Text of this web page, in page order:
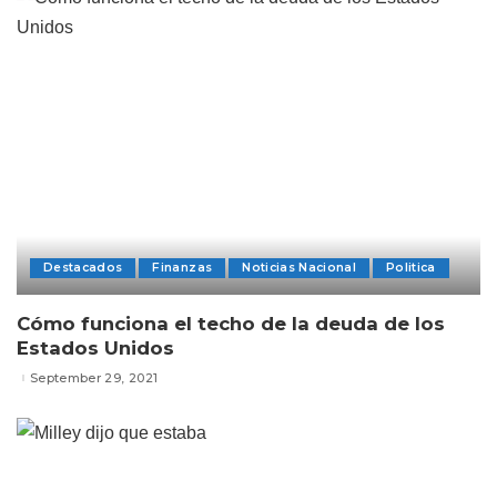
Destacados Finanzas Noticias Nacional Politica
Cómo funciona el techo de la deuda de los
Estados Unidos
September 29, 2021